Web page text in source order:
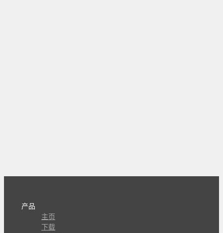
产品
主页
下载